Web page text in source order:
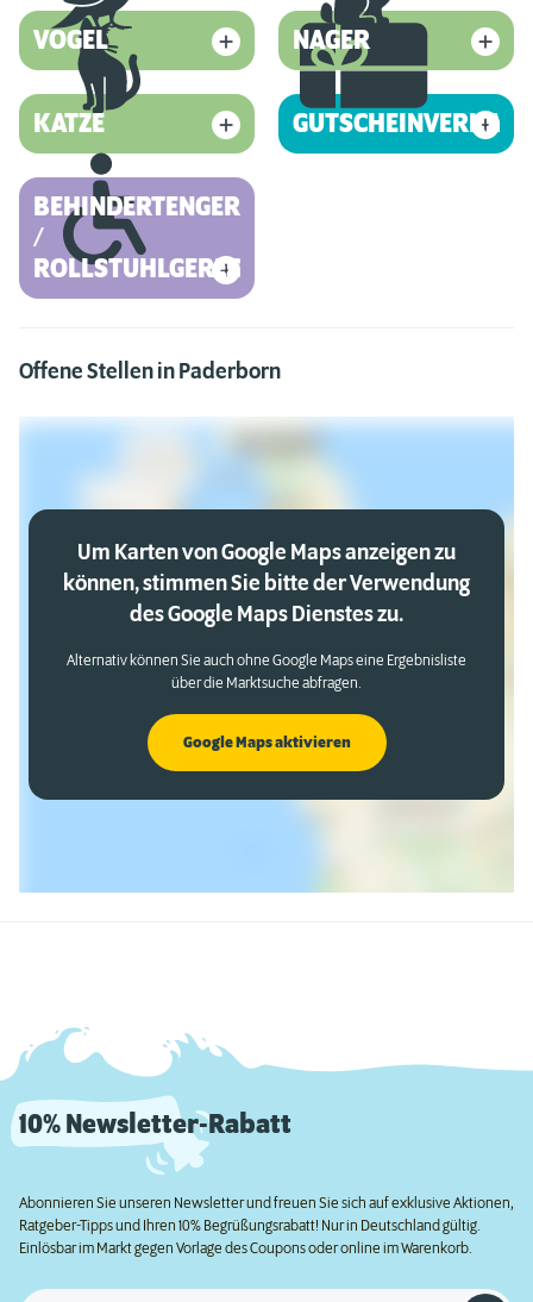
VOGEL NAGER
KATZE GUTSCHEINVERKAUF
BEHINDERTENGERECHT
/
ROLLSTUHLGERECHT
Offene Stellen in Paderborn
Um Karten von Google Maps anzeigen zu
können, stimmen Sie bitte der Verwendung
des Google Maps Dienstes zu.
Alternativ können Sie auch ohne Google Maps eine Ergebnisliste
über die Marktsuche abfragen.
Google Maps aktivieren
10% Newsletter-Rabatt
Abonnieren Sie unseren Newsletter und freuen Sie sich auf exklusive Aktionen,
Ratgeber-Tipps und Ihren 10% Begrüßungsrabatt! Nur in Deutschland gültig.
Einlösbar im Markt gegen Vorlage des Coupons oder online im Warenkorb.